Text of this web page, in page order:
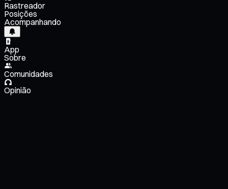
Rastreador
Posições
Acompanhando
App
Sobre
Comunidades
Opinião